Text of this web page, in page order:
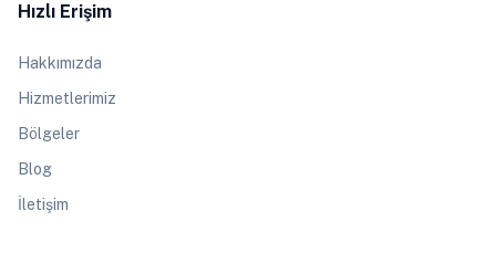
Hızlı Erişim
Hakkımızda
Hizmetlerimiz
Bölgeler
Blog
İletişim